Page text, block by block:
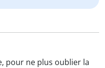
pour ne plus oublier la